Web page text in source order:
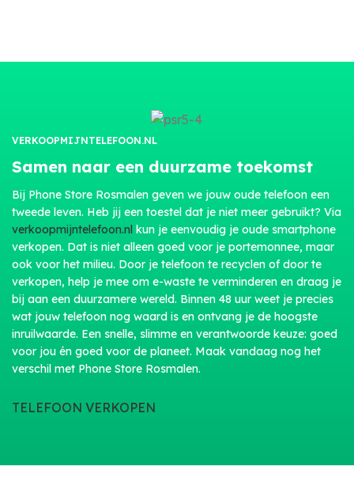
VERKOOPMIJNTELEFOON.NL
Samen naar een duurzame toekomst
Bij Phone Store Rosmalen geven we jouw oude telefoon een
tweede leven. Heb jij een toestel dat je niet meer gebruikt? Via
verkoopmijntelefoon.nl kun je eenvoudig je oude smartphone
verkopen. Dat is niet alleen goed voor je portemonnee, maar
ook voor het milieu. Door je telefoon te recyclen of door te
verkopen, help je mee om e-waste te verminderen en draag je
bij aan een duurzamere wereld. Binnen 48 uur weet je precies
wat jouw telefoon nog waard is en ontvang je de hoogste
inruilwaarde. Een snelle, slimme en verantwoorde keuze: goed
voor jou én goed voor de planeet. Maak vandaag nog het
verschil met Phone Store Rosmalen.
TELEFOON VERKOPEN